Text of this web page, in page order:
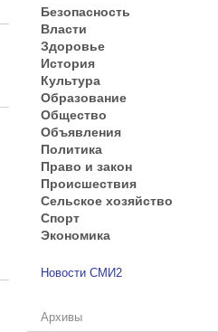
Безопасность
Власти
Здоровье
История
Культура
Образование
Общество
Объявления
Политика
Право и закон
Происшествия
Сельское хозяйство
Спорт
Экономика
Новости СМИ2
Архивы